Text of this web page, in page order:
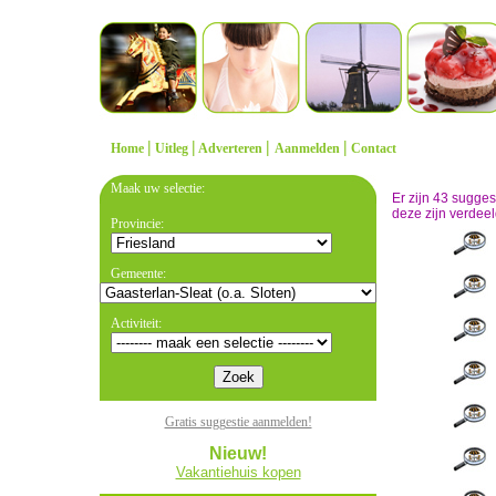
Home | Uitleg | Adverteren | Aanmelden | Contact
Maak uw selectie:
Provincie:
Gemeente:
Activiteit:
Gratis suggestie aanmelden!
Nieuw!
Vakantiehuis kopen
Er zijn 43
deze zijn